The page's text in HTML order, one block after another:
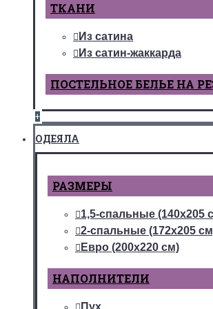
ТКАНИ
Из сатина
Из сатин-жаккарда
ПОСТЕЛЬНОЕ БЕЛЬЕ НА
+
ОДЕЯЛА
РАЗМЕРЫ
1,5-спальные (140х205
2-спальные (172х205
Евро (200х220 см)
НАПОЛНИТЕЛИ
Пух